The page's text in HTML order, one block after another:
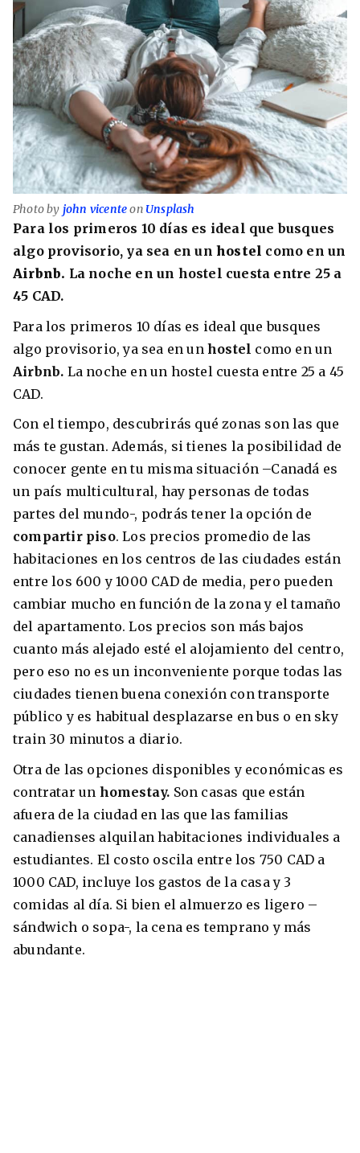
Photo by john vicenteon Unsplash
Para los primeros 10 días es ideal que busques
algo provisorio, ya sea en un hostel como en un
Airbnb. La noche en un hostel cuesta entre 25 a
45 CAD.
Para los primeros 10 días es ideal que busques
algo provisorio, ya sea en un hostel como en un
Airbnb. La noche en un hostel cuesta entre 25 a 45
CAD.
Con el tiempo, descubrirás qué zonas son las que
más te gustan. Además, si tienes la posibilidad de
conocer gente en tu misma situación –Canadá es
un país multicultural, hay personas de todas
partes del mundo-, podrás tener la opción de
compartir piso. Los precios promedio de las
habitaciones en los centros de las ciudades están
entre los 600 y 1000 CAD de media, pero pueden
cambiar mucho en función de la zona y el tamaño
del apartamento. Los precios son más bajos
cuanto más alejado esté el alojamiento del centro,
pero eso no es un inconveniente porque todas las
ciudades tienen buena conexión con transporte
público y es habitual desplazarse en bus o en sky
train 30 minutos a diario.
Otra de las opciones disponibles y económicas es
contratar un homestay. Son casas que están
afuera de la ciudad en las que las familias
canadienses alquilan habitaciones individuales a
estudiantes. El costo oscila entre los 750 CAD a
1000 CAD, incluye los gastos de la casa y 3
comidas al día. Si bien el almuerzo es ligero –
sándwich o sopa-, la cena es temprano y más
abundante.